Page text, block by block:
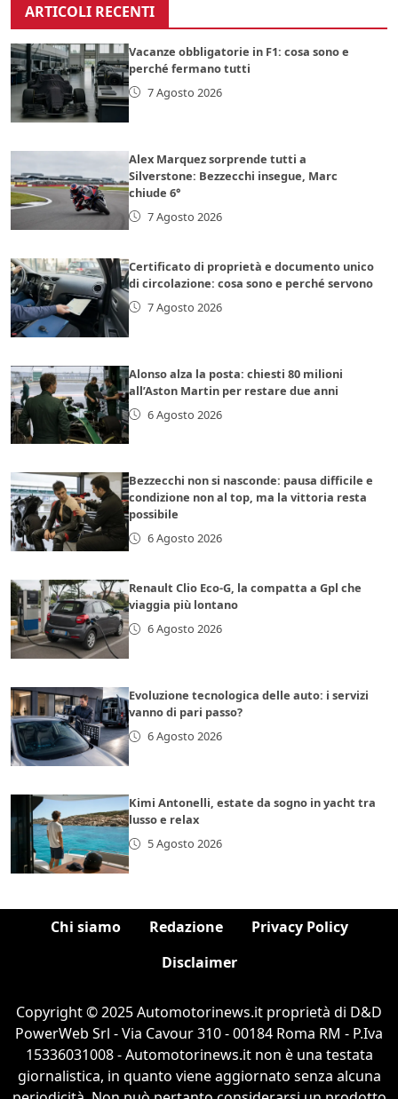
ARTICOLI RECENTI
Vacanze obbligatorie in F1: cosa sono e
perché fermano tutti
7 Agosto 2026
Alex Marquez sorprende tutti a
Silverstone: Bezzecchi insegue, Marc
chiude 6°
7 Agosto 2026
Certificato di proprietà e documento unico
di circolazione: cosa sono e perché servono
7 Agosto 2026
Alonso alza la posta: chiesti 80 milioni
all’Aston Martin per restare due anni
6 Agosto 2026
Bezzecchi non si nasconde: pausa difficile e
condizione non al top, ma la vittoria resta
possibile
6 Agosto 2026
Renault Clio Eco-G, la compatta a Gpl che
viaggia più lontano
6 Agosto 2026
Evoluzione tecnologica delle auto: i servizi
vanno di pari passo?
6 Agosto 2026
Kimi Antonelli, estate da sogno in yacht tra
lusso e relax
5 Agosto 2026
Chi siamo Redazione
Privacy Policy
Disclaimer
Copyright © 2025 Automotorinews.it proprietà di D&D
PowerWeb Srl - Via Cavour 310 - 00184 Roma RM - P.Iva
15336031008 - Automotorinews.it non è una testata
giornalistica, in quanto viene aggiornato senza alcuna